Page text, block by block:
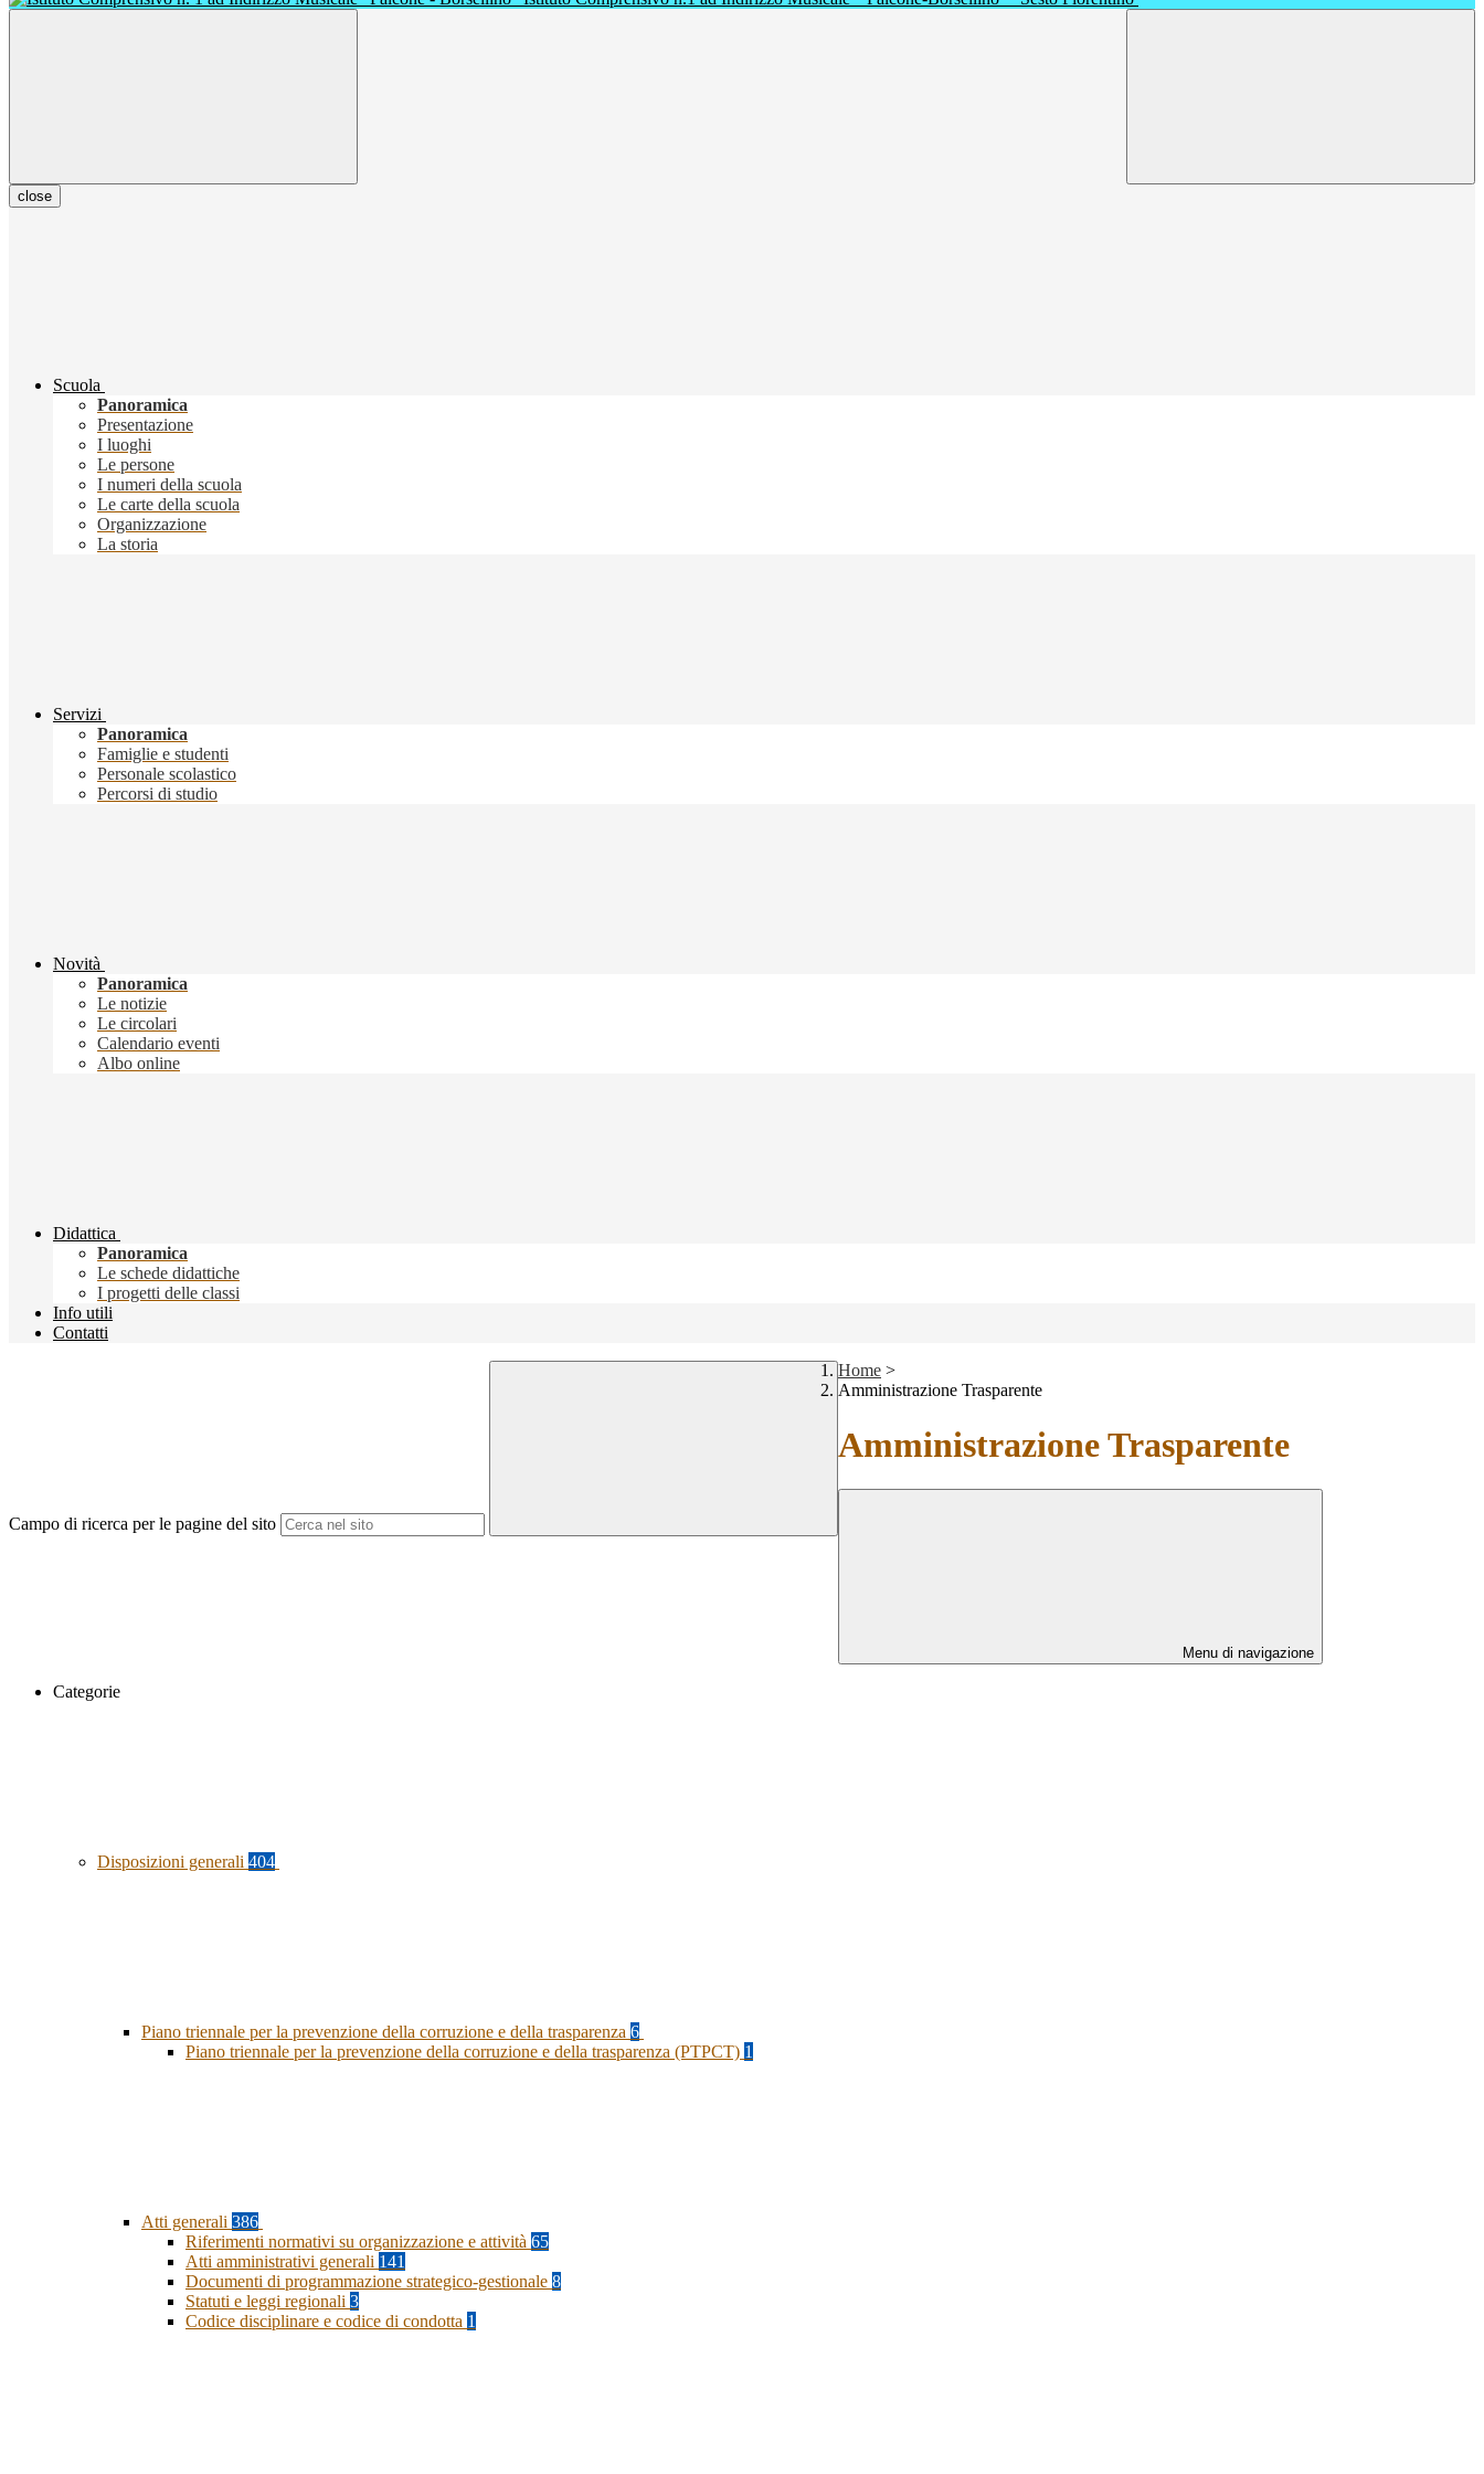
close
Scuola
Panoramica
Presentazione
I luoghi
Le persone
I numeri della scuola
Le carte della scuola
Organizzazione
La storia
Servizi
Panoramica
Famiglie e studenti
Personale scolastico
Percorsi di studio
Novità
Panoramica
Le notizie
Le circolari
Calendario eventi
Albo online
Didattica
Panoramica
Le schede didattiche
I progetti delle classi
Info utili
Contatti
Campo di ricerca per le pagine del sito
Home >
Amministrazione Trasparente
Amministrazione Trasparente
Menu di navigazione
Categorie
Disposizioni generali 404
Piano triennale per la prevenzione della corruzione e della trasparenza 6
Piano triennale per la prevenzione della corruzione e della trasparenza (PTPCT) 1
Atti generali 386
Riferimenti normativi su organizzazione e attività 65
Atti amministrativi generali 141
Documenti di programmazione strategico-gestionale 8
Statuti e leggi regionali 3
Codice disciplinare e codice di condotta 1